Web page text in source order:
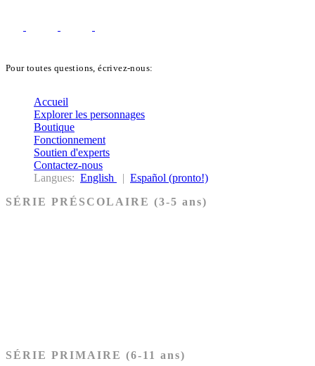
Pour toutes questions, écrivez-nous:
Accueil
Explorer les personnages
Boutique
Fonctionnement
Soutien d'experts
Contactez-nous
Langues: English | Español (pronto!)
SÉRIE PRÉSCOLAIRE (3-5 ans)
SÉRIE PRIMAIRE (6-11 ans)